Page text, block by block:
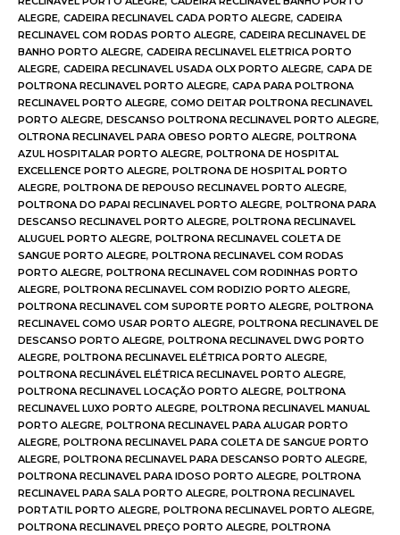
ALEGRE, CADEIRA RECLINAVEL CADA PORTO ALEGRE, CADEIRA
RECLINAVEL COM RODAS PORTO ALEGRE, CADEIRA RECLINAVEL DE
BANHO PORTO ALEGRE, CADEIRA RECLINAVEL ELETRICA PORTO
ALEGRE, CADEIRA RECLINAVEL USADA OLX PORTO ALEGRE, CAPA DE
POLTRONA RECLINAVEL PORTO ALEGRE, CAPA PARA POLTRONA
RECLINAVEL PORTO ALEGRE, COMO DEITAR POLTRONA RECLINAVEL
PORTO ALEGRE, DESCANSO POLTRONA RECLINAVEL PORTO ALEGRE,
OLTRONA RECLINAVEL PARA OBESO PORTO ALEGRE, POLTRONA
AZUL HOSPITALAR PORTO ALEGRE, POLTRONA DE HOSPITAL
EXCELLENCE PORTO ALEGRE, POLTRONA DE HOSPITAL PORTO
ALEGRE, POLTRONA DE REPOUSO RECLINAVEL PORTO ALEGRE,
POLTRONA DO PAPAI RECLINAVEL PORTO ALEGRE, POLTRONA PARA
DESCANSO RECLINAVEL PORTO ALEGRE, POLTRONA RECLINAVEL
ALUGUEL PORTO ALEGRE, POLTRONA RECLINAVEL COLETA DE
SANGUE PORTO ALEGRE, POLTRONA RECLINAVEL COM RODAS
PORTO ALEGRE, POLTRONA RECLINAVEL COM RODINHAS PORTO
ALEGRE, POLTRONA RECLINAVEL COM RODIZIO PORTO ALEGRE,
POLTRONA RECLINAVEL COM SUPORTE PORTO ALEGRE, POLTRONA
RECLINAVEL COMO USAR PORTO ALEGRE, POLTRONA RECLINAVEL DE
DESCANSO PORTO ALEGRE, POLTRONA RECLINAVEL DWG PORTO
ALEGRE, POLTRONA RECLINAVEL ELÉTRICA PORTO ALEGRE,
POLTRONA RECLINÁVEL ELÉTRICA RECLINAVEL PORTO ALEGRE,
POLTRONA RECLINAVEL LOCAÇÃO PORTO ALEGRE, POLTRONA
RECLINAVEL LUXO PORTO ALEGRE, POLTRONA RECLINAVEL MANUAL
PORTO ALEGRE, POLTRONA RECLINAVEL PARA ALUGAR PORTO
ALEGRE, POLTRONA RECLINAVEL PARA COLETA DE SANGUE PORTO
ALEGRE, POLTRONA RECLINAVEL PARA DESCANSO PORTO ALEGRE,
POLTRONA RECLINAVEL PARA IDOSO PORTO ALEGRE, POLTRONA
RECLINAVEL PARA SALA PORTO ALEGRE, POLTRONA RECLINAVEL
PORTATIL PORTO ALEGRE, POLTRONA RECLINAVEL PORTO ALEGRE,
POLTRONA RECLINAVEL PREÇO PORTO ALEGRE, POLTRONA